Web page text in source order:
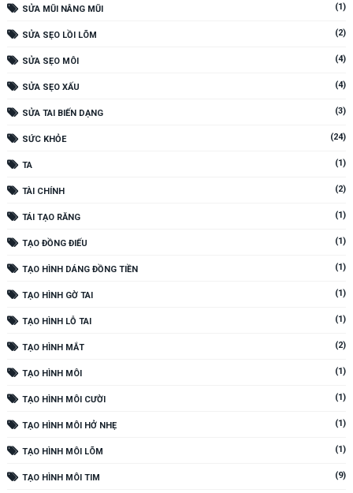
SỬA MŨI NÂNG MŨI (1)
SỬA SẸO LỒI LÕM (2)
SỬA SẸO MÔI (4)
SỬA SẸO XẤU (4)
SỬA TAI BIẾN DẠNG (3)
SỨC KHỎE (24)
TA (1)
TÀI CHÍNH (2)
TÁI TẠO RĂNG (1)
TẠO ĐỒNG ĐIẾU (1)
TẠO HÌNH DÁNG ĐỒNG TIỀN (1)
TẠO HÌNH GỜ TAI (1)
TẠO HÌNH LỖ TAI (1)
TẠO HÌNH MẮT (2)
TẠO HÌNH MÔI (1)
TẠO HÌNH MÔI CƯỜI (1)
TẠO HÌNH MÔI HỞ NHẸ (1)
TẠO HÌNH MÔI LÕM (1)
TẠO HÌNH MÔI TIM (9)